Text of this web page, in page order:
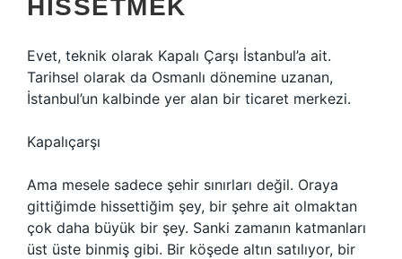
HISSETMEK
Evet, teknik olarak Kapalı Çarşı İstanbul’a ait.
Tarihsel olarak da Osmanlı dönemine uzanan,
İstanbul’un kalbinde yer alan bir ticaret merkezi.
Kapalıçarşı
Ama mesele sadece şehir sınırları değil. Oraya
gittiğimde hissettiğim şey, bir şehre ait olmaktan
çok daha büyük bir şey. Sanki zamanın katmanları
üst üste binmiş gibi. Bir köşede altın satılıyor, bir